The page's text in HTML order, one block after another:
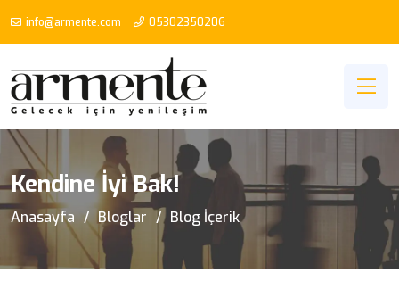
info@armente.com 05302350206
Kendine İyi Bak!
Anasayfa Bloglar Blog İçerik